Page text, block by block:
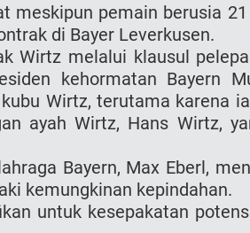
meskipun pemain berusia
di Bayer Leverkusen.
Wirtz melalui klausul
kehormatan Bayern
Wirtz, terutama karena
ayah Wirtz, Hans Wirtz,
Bayern, Max Eberl,
kemungkinan kepindahan.
untuk kesepakatan